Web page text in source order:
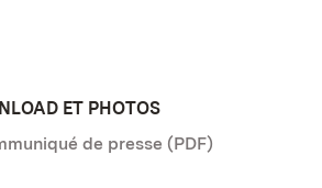
ET PHOTOS
de presse (PDF)